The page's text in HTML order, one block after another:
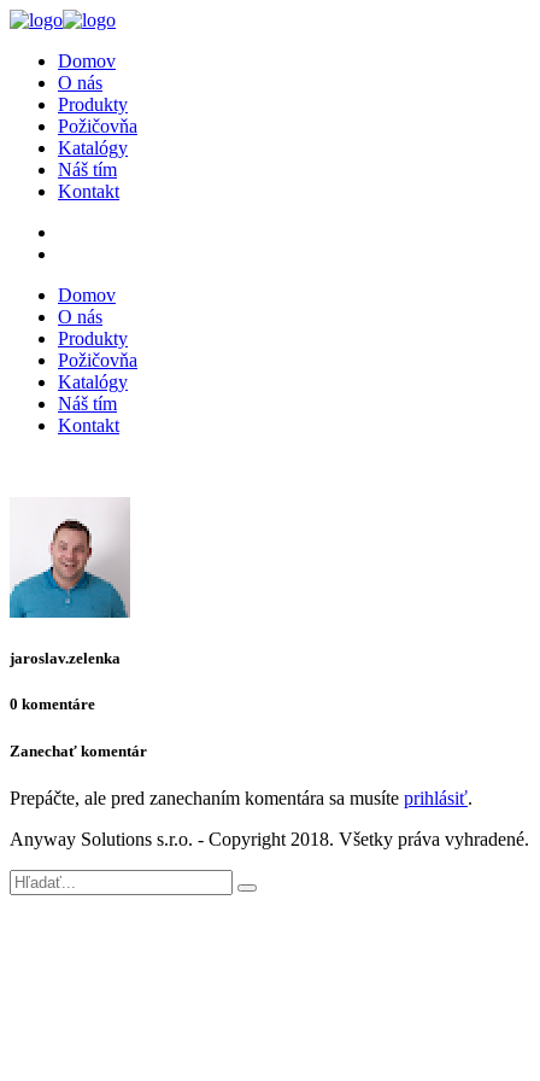
Domov
O nás
Produkty
Požičovňa
Katalógy
Náš tím
Kontakt
Domov
O nás
Produkty
Požičovňa
Katalógy
Náš tím
Kontakt
jaroslav.zelenka
0 komentáre
Zanechať komentár
Prepáčte, ale pred zanechaním komentára sa musíte prihlásiť.
Anyway Solutions s.r.o. - Copyright 2018. Všetky práva vyhradené.